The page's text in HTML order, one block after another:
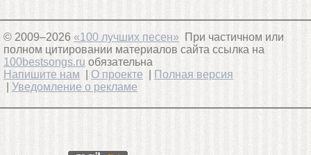
© 2009–2026 «100 лучших песен» При частичном или
полном цитировании материалов сайта ссылка на
100bestsongs.ru обязательна
Напишите нам
О проекте
Полная версия
Уведомление о рекламе